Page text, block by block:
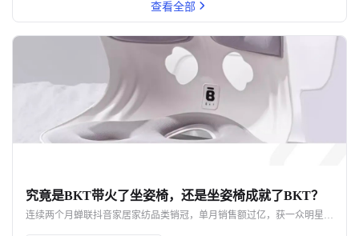
查看全部
究竟是BKT带火了坐姿椅，还是坐姿椅成就了BKT？
连续两个月蝉联抖音家居家纺品类销冠，单月销售额过亿，获一众明星网红力挺，BKT如何凭借一款坐姿椅实现声量销量双开花？ 即便不断被质疑是“智商税”，好评率却依旧高达98%，成为打工人的新一代工位搭子，BKT坐姿椅爆单的背后，又命中了哪些网红密码？ 究竟是BKT带火了坐姿椅，还是坐姿椅成就了BKT呢？